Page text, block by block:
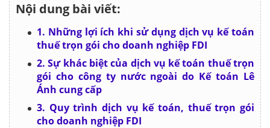
Nội dung bài viết:
1. Những lợi ích khi sử dụng dịch vụ kế toán
thuế trọn gói cho doanh nghiệp FDI
2. Sự khác biệt của dịch vụ kế toán thuế trọn
gói cho công ty nước ngoài do Kế toán Lê
Ánh cung cấp
3. Quy trình dịch vụ kế toán, thuế trọn gói
cho doanh nghiệp FDI